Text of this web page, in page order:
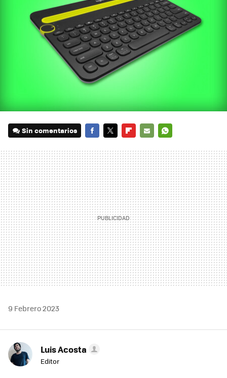
Sin comentarios
MAIL
9 Febrero 2023
Luis Acosta
Editor